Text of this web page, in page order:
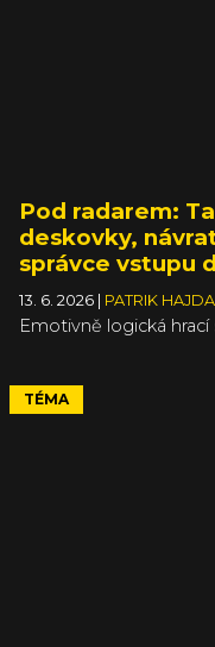
Pod radarem:
deskovky,
správce vstupu
13. 6. 2026 PATRIK HAJDA
Emotivně logická hrací
TÉMA